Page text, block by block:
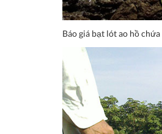
Báo giá bạt lót ao hồ